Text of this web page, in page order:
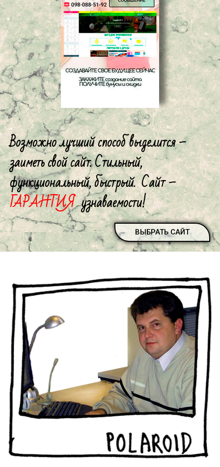
Возможно лучший способ выделится –
заиметь свой сайт. Стильный,
функциональный, быстрый. Сайт –
ГАРАНТИЯузнаваемости!
ВЫБРАТЬ САЙТ